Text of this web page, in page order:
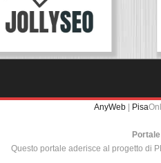
AnyWeb | Pisa
Questo portale aderisce al progetto di